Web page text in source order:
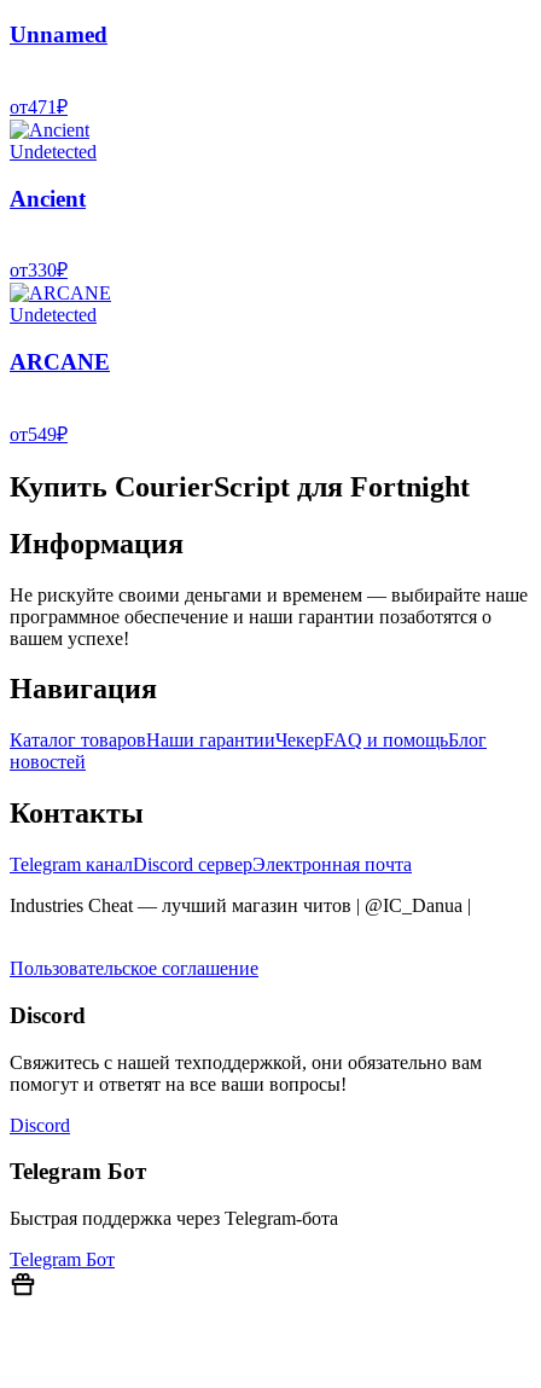
Unnamed
от471₽
Undetected
Ancient
от330₽
Undetected
ARCANE
от549₽
Купить CourierScript для Fortnight
Информация
Не рискуйте своими деньгами и временем — выбирайте наше
программное обеспечение и наши гарантии позаботятся о
вашем успехе!
Навигация
Каталог товаровНаши гарантииЧекерFAQ и помощьБлог
новостей
Контакты
Telegram каналDiscord серверЭлектронная почта
Industries Cheat — лучший магазин читов | @IC_Danua |
Пользовательское соглашение
Discord
Свяжитесь с нашей техподдержкой, они обязательно вам
помогут и ответят на все ваши вопросы!
Discord
Telegram Бот
Быстрая поддержка через Telegram-бота
Telegram Бот